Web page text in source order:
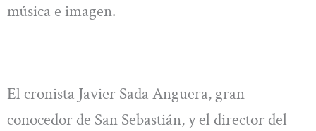
música e imagen.
El cronista Javier Sada Anguera, gran
conocedor de San Sebastián, y el director del